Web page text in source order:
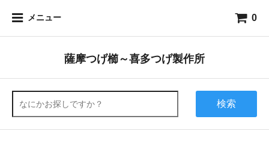
メニュー 0
薩摩つげ櫛～喜多つげ製作所
検索